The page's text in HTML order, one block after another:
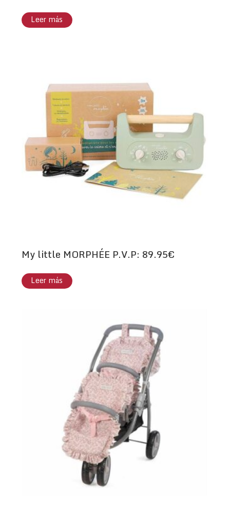
Leer más
My little MORPHÉE P.V.P: 89.95€
Leer más